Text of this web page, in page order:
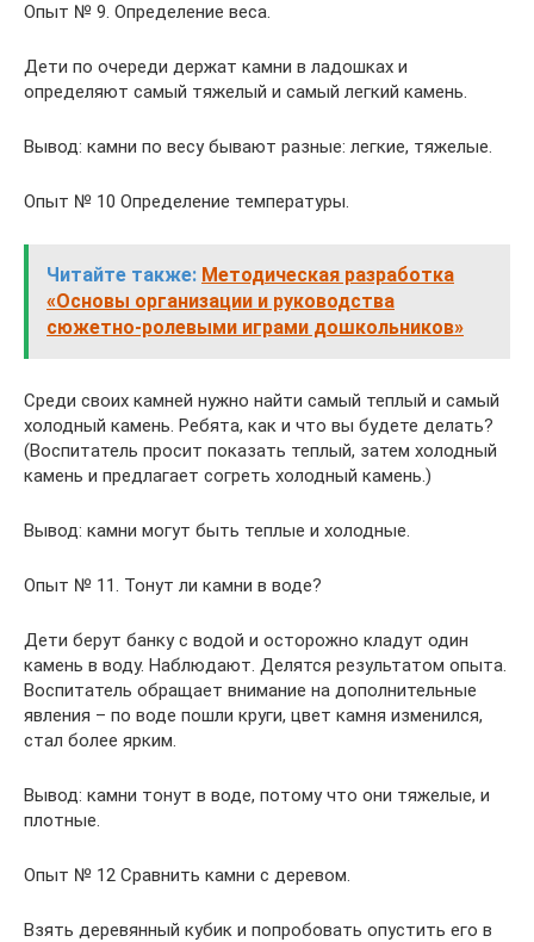
Опыт № 9. Определение веса.
Дети по очереди держат камни в ладошках и
определяют самый тяжелый и самый легкий камень.
Вывод: камни по весу бывают разные: легкие, тяжелые.
Опыт № 10 Определение температуры.
Читайте также: Методическая разработка
«Основы организации и руководства
сюжетно-ролевыми играми дошкольников»
Среди своих камней нужно найти самый теплый и самый
холодный камень. Ребята, как и что вы будете делать?
(Воспитатель просит показать теплый, затем холодный
камень и предлагает согреть холодный камень.)
Вывод: камни могут быть теплые и холодные.
Опыт № 11. Тонут ли камни в воде?
Дети берут банку с водой и осторожно кладут один
камень в воду. Наблюдают. Делятся результатом опыта.
Воспитатель обращает внимание на дополнительные
явления – по воде пошли круги, цвет камня изменился,
стал более ярким.
Вывод: камни тонут в воде, потому что они тяжелые, и
плотные.
Опыт № 12 Сравнить камни с деревом.
Взять деревянный кубик и попробовать опустить его в